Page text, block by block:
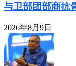
与卫部团部商抗
2026年8月9日